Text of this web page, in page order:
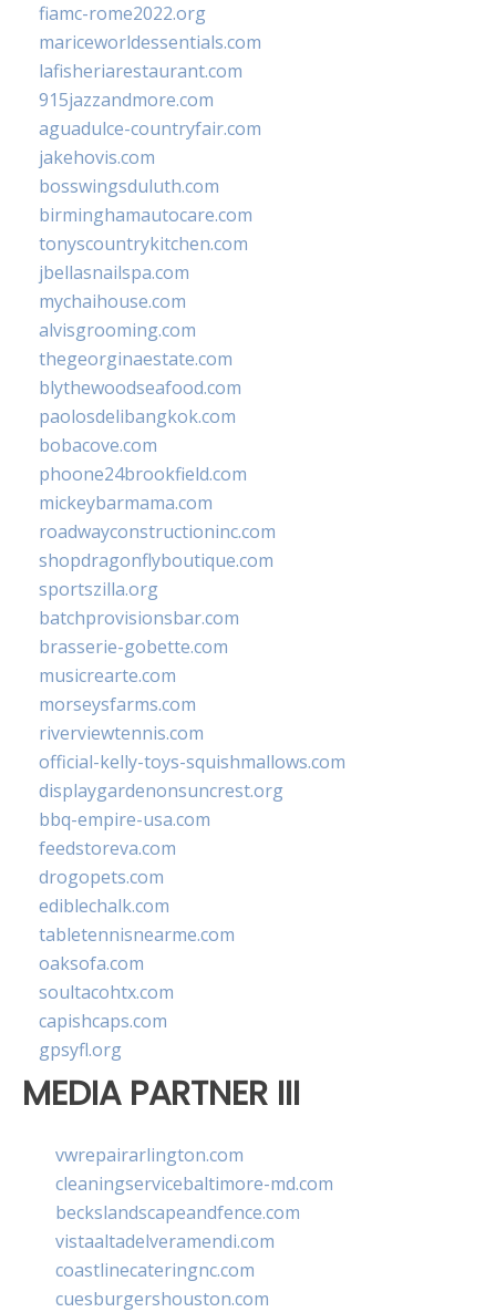
fiamc-rome2022.org
mariceworldessentials.com
lafisheriarestaurant.com
915jazzandmore.com
aguadulce-countryfair.com
jakehovis.com
bosswingsduluth.com
birminghamautocare.com
tonyscountrykitchen.com
jbellasnailspa.com
mychaihouse.com
alvisgrooming.com
thegeorginaestate.com
blythewoodseafood.com
paolosdelibangkok.com
bobacove.com
phoone24brookfield.com
mickeybarmama.com
roadwayconstructioninc.com
shopdragonflyboutique.com
sportszilla.org
batchprovisionsbar.com
brasserie-gobette.com
musicrearte.com
morseysfarms.com
riverviewtennis.com
official-kelly-toys-squishmallows.com
displaygardenonsuncrest.org
bbq-empire-usa.com
feedstoreva.com
drogopets.com
ediblechalk.com
tabletennisnearme.com
oaksofa.com
soultacohtx.com
capishcaps.com
gpsyfl.org
MEDIA PARTNER III
vwrepairarlington.com
cleaningservicebaltimore-md.com
beckslandscapeandfence.com
vistaaltadelveramendi.com
coastlinecateringnc.com
cuesburgershouston.com